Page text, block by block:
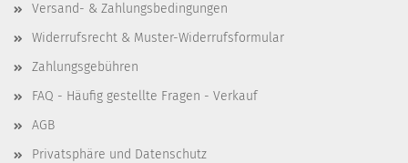
Versand- & Zahlungsbedingungen
Widerrufsrecht & Muster-Widerrufsformular
Zahlungsgebühren
FAQ - Häufig gestellte Fragen - Verkauf
AGB
Privatsphäre und Datenschutz